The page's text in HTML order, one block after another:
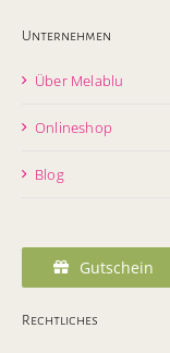
Unternehmen
Über Melablu
Onlineshop
Blog
Gutschein
Rechtliches